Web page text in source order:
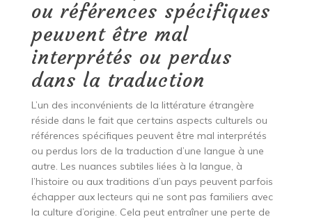
ou références spécifiques
peuvent être mal
interprétés ou perdus
dans la traduction
L’un des inconvénients de la littérature étrangère
réside dans le fait que certains aspects culturels ou
références spécifiques peuvent être mal interprétés
ou perdus lors de la traduction d’une langue à une
autre. Les nuances subtiles liées à la langue, à
l’histoire ou aux traditions d’un pays peuvent parfois
échapper aux lecteurs qui ne sont pas familiers avec
la culture d’origine. Cela peut entraîner une perte de